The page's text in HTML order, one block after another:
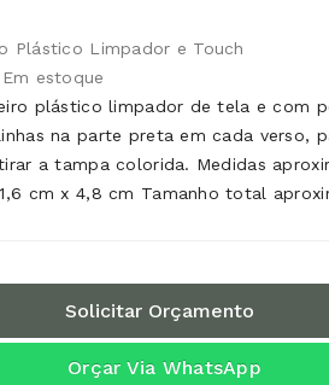
Plástico Limpador e Touch
Em estoque
plástico limpador de tela e com
na parte preta em cada verso,
a tampa colorida. Medidas
cm x 4,8 cm Tamanho total
Solicitar Orçamento
Orçar Via WhatsApp